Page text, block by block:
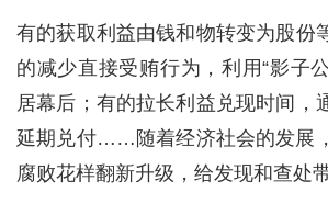
有的获取利益由钱和物转变为股份
的减少直接受贿行为，利用“影子
居幕后；有的拉长利益兑现时间，
延期兑付……随着经济社会的发展
腐败花样翻新升级，给发现和查处